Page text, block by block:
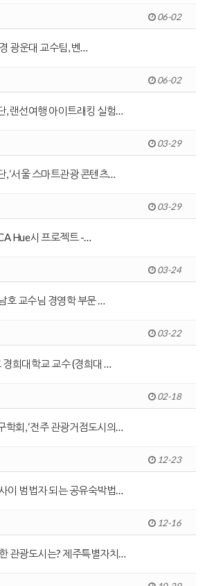
06-02
광운대 교수팀, 벤…
06-02
, 랜선여행 아이트래킹 실험…
03-29
‘서울 스마트관광 콘텐츠…
03-29
Hue시 프로젝트 -…
03-24
호 교수님 경영학 부문 …
03-22
희대학교 교수 (경희대 …
02-18
회, ‘전주 관광거점도시의…
12-23
이 범법자 되는 공유숙박법…
12-16
관광도시는? 제주특별자치…